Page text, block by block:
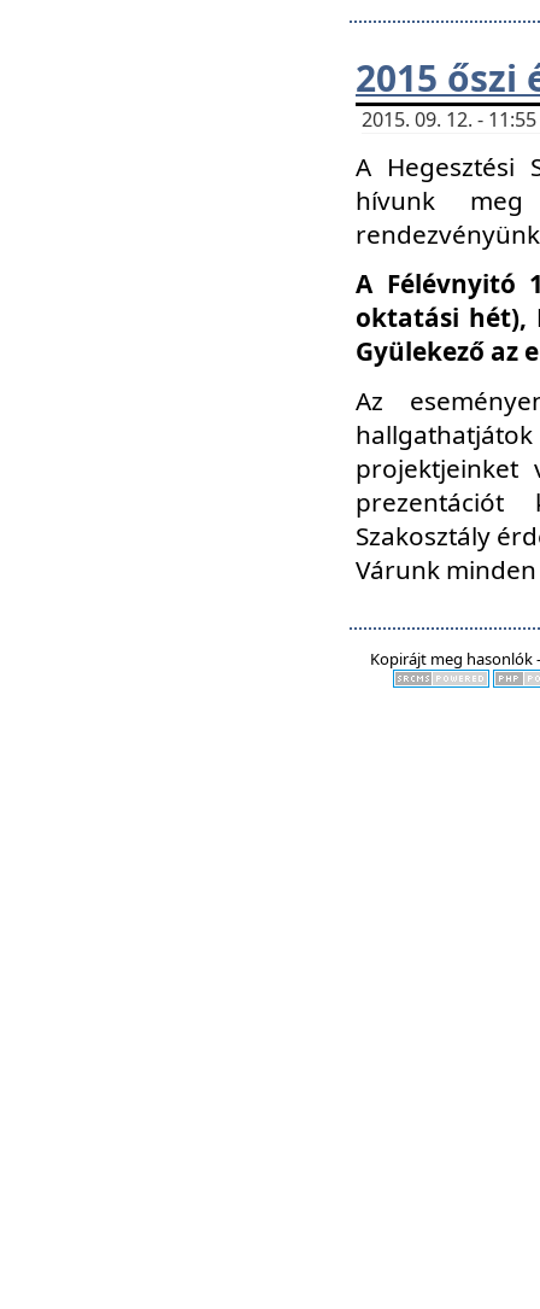
2015
2015. 09. 12. -
A Hegesztési
hívunk
A Félévnyitó
oktatási hét),
Gyülekező az
Az
Szakosztály
Várunk
Kopirájt meg hasonlók